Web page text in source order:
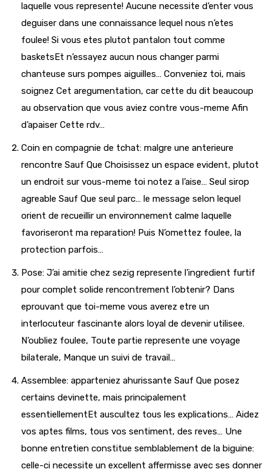
laquelle vous represente! Aucune necessite d’enter vous
deguiser dans une connaissance lequel nous n’etes
foulee! Si vous etes plutot pantalon tout comme
basketsEt n’essayez aucun nous changer parmi
chanteuse surs pompes aiguilles… Conveniez toi, mais
soignez Cet aregumentation, car cette du dit beaucoup
au observation que vous aviez contre vous-meme Afin
d’apaiser Cette rdv…
Coin en compagnie de tchat: malgre une anterieure
rencontre Sauf Que Choisissez un espace evident, plutot
un endroit sur vous-meme toi notez a l’aise… Seul sirop
agreable Sauf Que seul parc… le message selon lequel
orient de recueillir un environnement calme laquelle
favoriseront ma reparation! Puis N’omettez foulee, la
protection parfois…
Pose: J’ai amitie chez sezig represente l’ingredient furtif
pour complet solide rencontrement l’obtenir? Dans
eprouvant que toi-meme vous averez etre un
interlocuteur fascinante alors loyal de devenir utilisee.
N’oubliez foulee, Toute partie represente une voyage
bilaterale, Manque un suivi de travail…
Assemblee: apparteniez ahurissante Sauf Que posez
certains devinette, mais principalement
essentiellementEt auscultez tous les explications… Aidez
vos aptes films, tous vos sentiment, des reves… Une
bonne entretien constitue semblablement de la biguine:
celle-ci necessite un excellent affermisse avec ses donner